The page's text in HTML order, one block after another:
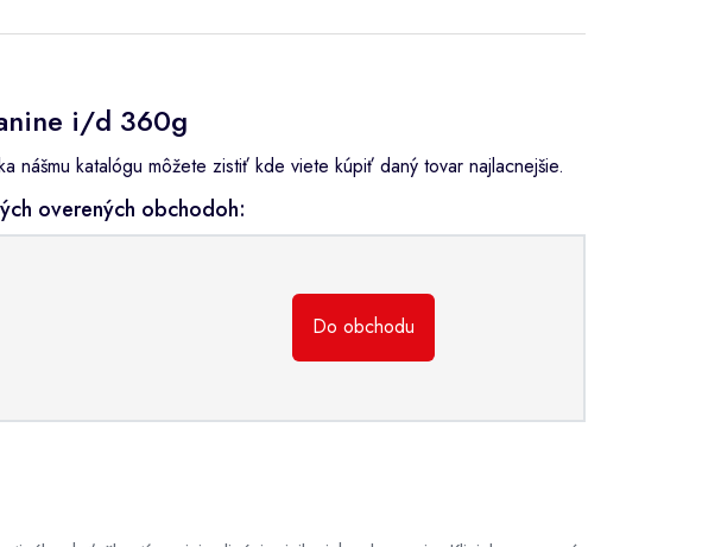
i/d 360g
nášmu katalógu môžete zistiť kde viete kúpiť daný tovar najlacnejšie.
overených obchodoh:
Do obchodu